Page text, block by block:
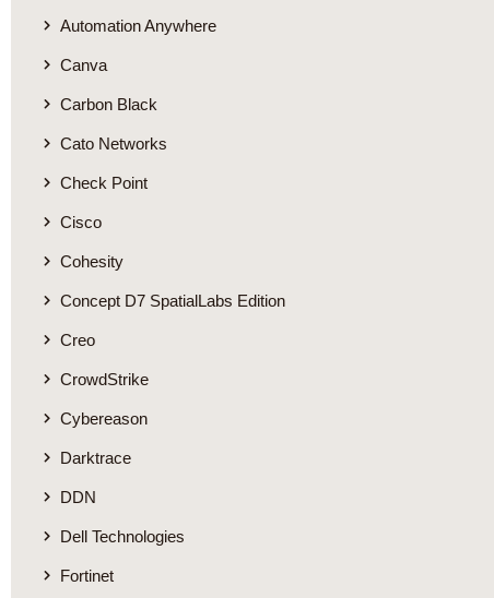
Automation Anywhere
Canva
Carbon Black
Cato Networks
Check Point
Cisco
Cohesity
Concept D7 SpatialLabs Edition
Creo
CrowdStrike
Cybereason
Darktrace
DDN
Dell Technologies
Fortinet